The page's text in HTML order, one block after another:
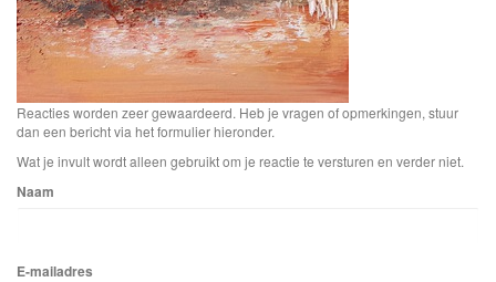
Reacties worden zeer gewaardeerd. Heb je vragen of opmerkingen, stuur
dan een bericht via het formulier hieronder.
Wat je invult wordt alleen gebruikt om je reactie te versturen en verder niet.
Naam
E-mailadres